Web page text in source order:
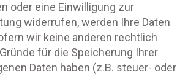
oder eine Einwilligung zur
widerrufen, werden Ihre Daten
wir keine anderen rechtlich
für die Speicherung Ihrer
Daten haben (z.B. steuer- oder